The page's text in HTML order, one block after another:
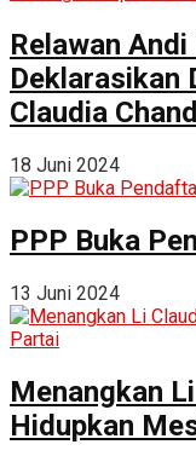
Relawan
Deklarasikan
Claudia
18 Juni 2024
PPP Buka
13 Juni 2024
Menangkan
Hidupkan